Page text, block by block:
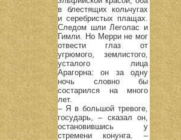
в блестящих кольчугах
и серебристых плащах.
Следом шли Леголас и
Гимли. Но Мерри не мог
отвести глаз от
угрюмого, землистого,
усталого лица
Арагорна: он за одну
ночь словно бы
состарился на много
лет.
– Я в большой тревоге,
государь, – сказал он,
остановившись у
стремени конунга. –